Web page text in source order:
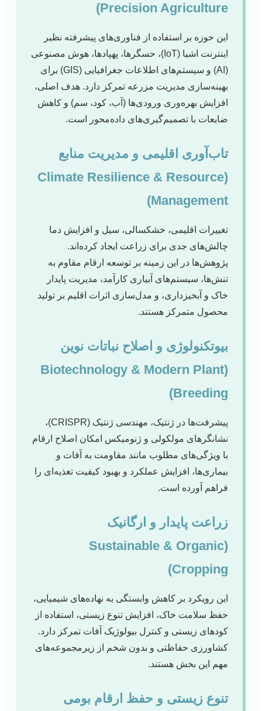
Precision Agriculture)
این حوزه بر استفاده از فناوری‌های پیشرفته نظیر
اینترنت اشیا (IoT)، حسگرها، پهپادها، هوش مصنوعی
(AI) و سیستم‌های اطلاعات جغرافیایی (GIS) برای
بهینه‌سازی مدیریت مزرعه تمرکز دارد. هدف اصلی،
افزایش بهره‌وری ورودی‌ها (آب، کود، سم) و کاهش
ضایعات با تصمیم‌گیری‌های داده‌محور است.
تاب‌آوری اقلیمی و مدیریت منابع
(Climate Resilience & Resource
Management)
تغییرات اقلیمی، خشکسالی، سیل و افزایش دما
چالش‌های جدی برای زراعت ایجاد کرده‌اند.
پژوهش‌ها در این زمینه بر توسعه ارقام مقاوم به
تنش‌ها، سیستم‌های آبیاری کارآمد، مدیریت پایدار
خاک و آبخیزداری، و مدل‌سازی اثرات اقلیم بر تولید
محصول متمرکز هستند.
بیوتکنولوژی و اصلاح نباتات نوین
(Biotechnology & Modern Plant
Breeding)
پیشرفت‌ها در ژنتیک، مهندسی ژنتیک (CRISPR)،
نشانگرهای مولکولی و ژنومیکس امکان اصلاح ارقام
با ویژگی‌های مطلوب مانند مقاومت به آفات و
بیماری‌ها، افزایش عملکرد و بهبود کیفیت تغذیه‌ای را
فراهم آورده است.
زراعت پایدار و ارگانیک
(Sustainable & Organic
Cropping)
این رویکرد بر کاهش وابستگی به نهاده‌های شیمیایی،
حفظ سلامت خاک، افزایش تنوع زیستی، استفاده از
کودهای زیستی و کنترل بیولوژیک آفات تمرکز دارد.
کشاورزی حفاظتی و بدون شخم از زیرمجموعه‌های
مهم این بخش هستند.
تنوع زیستی و حفظ ارقام بومی